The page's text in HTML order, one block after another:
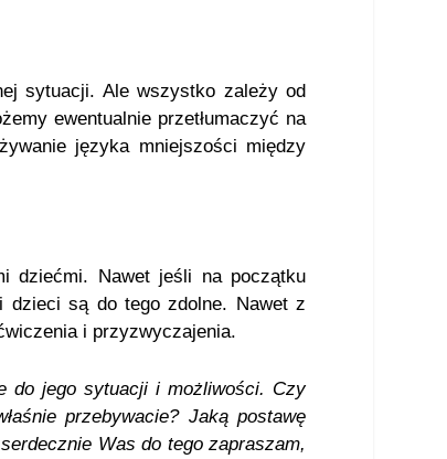
sytuacji. Ale wszystko zależy od
ewentualnie przetłumaczyć na
języka mniejszości między
dziećmi. Nawet jeśli na początku
są do tego zdolne. Nawet z
i przyzwyczajenia.
do jego sytuacji i możliwości. Czy
przebywacie? Jaką postawę
Was do tego zapraszam,